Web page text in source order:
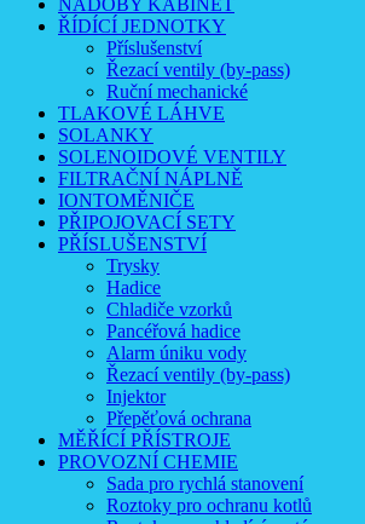
ŘÍDÍCÍ JEDNOTKY
Příslušenství
Řezací ventily (by-pass)
Ruční mechanické
TLAKOVÉ LÁHVE
SOLANKY
SOLENOIDOVÉ VENTILY
FILTRAČNÍ NÁPLNĚ
IONTOMĚNIČE
PŘIPOJOVACÍ SETY
PŘÍSLUŠENSTVÍ
Trysky
Hadice
Chladiče vzorků
Pancéřová hadice
Alarm úniku vody
Řezací ventily (by-pass)
Injektor
Přepěťová ochrana
MĚŘÍCÍ PŘÍSTROJE
PROVOZNÍ CHEMIE
Sada pro rychlá stanovení
Roztoky pro ochranu kotlů